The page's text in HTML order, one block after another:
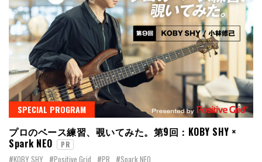
SPECIAL PROGRAM
プロのベース練習、覗いてみた。第9回：KOBY SHY ×
Spark NEO
PR
#KOBY SHY #Positive Grid #PR #Spark NEO